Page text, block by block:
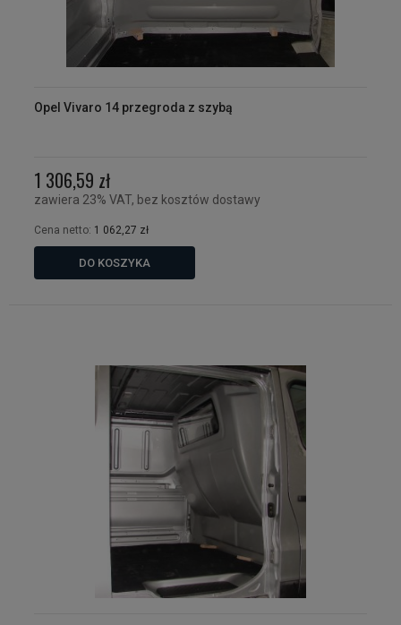
Opel Vivaro 14 przegroda z szybą
1 306,59 zł
zawiera 23% VAT, bez kosztów dostawy
Cena netto: 1 062,27 zł
DO KOSZYKA